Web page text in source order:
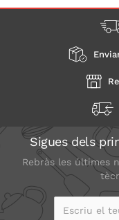
Sigues dels
Rebràs les últimes
Escriu